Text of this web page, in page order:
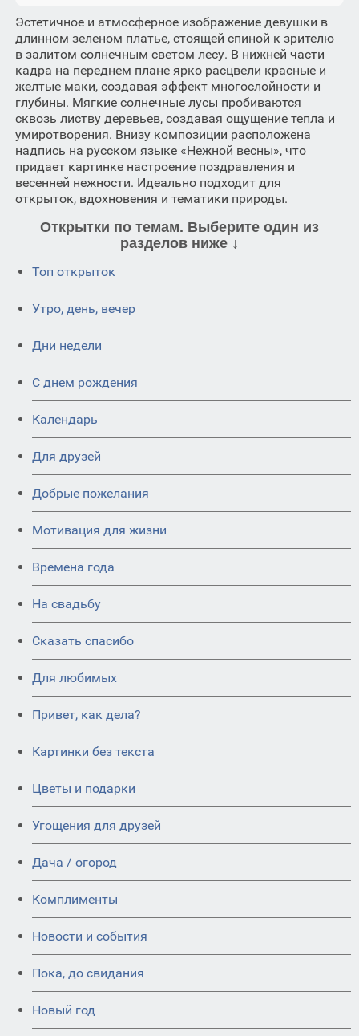
Эстетичное и атмосферное изображение девушки в
длинном зеленом платье, стоящей спиной к зрителю
в залитом солнечным светом лесу. В нижней части
кадра на переднем плане ярко расцвели красные и
желтые маки, создавая эффект многослойности и
глубины. Мягкие солнечные лусы пробиваются
сквозь листву деревьев, создавая ощущение тепла и
умиротворения. Внизу композиции расположена
надпись на русском языке «Нежной весны», что
придает картинке настроение поздравления и
весенней нежности. Идеально подходит для
открыток, вдохновения и тематики природы.
Открытки по темам. Выберите один из
разделов ниже ↓
Топ открыток
Утро, день, вечер
Дни недели
C днем рождения
Календарь
Для друзей
Добрые пожелания
Мотивация для жизни
Времена года
На свадьбу
Сказать спасибо
Для любимых
Привет, как дела?
Картинки без текста
Цветы и подарки
Угощения для друзей
Дача / огород
Комплименты
Новости и события
Пока, до свидания
Новый год